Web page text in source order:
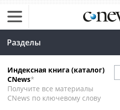
Разделы
Индексная книга (каталог)
CNews*
Получите все материалы
CNews по ключевому слову